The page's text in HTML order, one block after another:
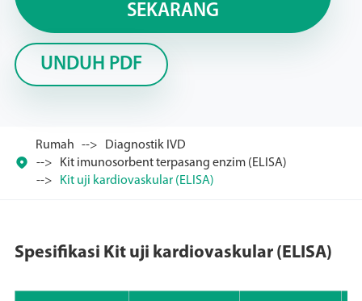
SEKARANG
UNDUH PDF

Rumah
Diagnostik IVD
Kit imunosorbent terpasang enzim (ELISA)
Kit uji kardiovaskular (ELISA)
Spesifikasi Kit uji kardiovaskular (ELISA)